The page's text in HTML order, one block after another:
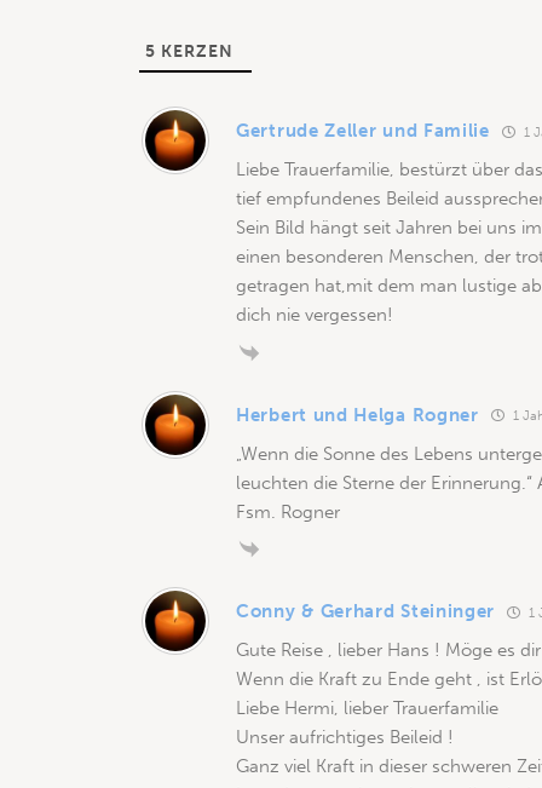
5 KERZEN
Gertrude Zeller und Familie 1
Liebe Trauerfamilie, bestürzt über
tief empfundenes Beileid
Sein Bild hängt seit Jahren bei uns
einen besonderen Menschen, der
getragen hat,mit dem man lustige
dich nie vergessen!
Herbert und Helga Rogner 1
„Wenn die Sonne des Lebens
leuchten die Sterne der
Fsm. Rogner
Conny & Gerhard Steininger 1
Gute Reise , lieber Hans ! Möge es
Wenn die Kraft zu Ende geht , ist
Liebe Hermi, lieber Trauerfamilie
Unser aufrichtiges Beileid !
Ganz viel Kraft in dieser schweren